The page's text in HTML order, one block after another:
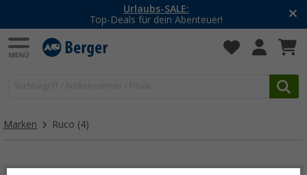
Urlaubs-SALE:
Top-Deals für dein Abenteuer!
Marken Ruco (4)